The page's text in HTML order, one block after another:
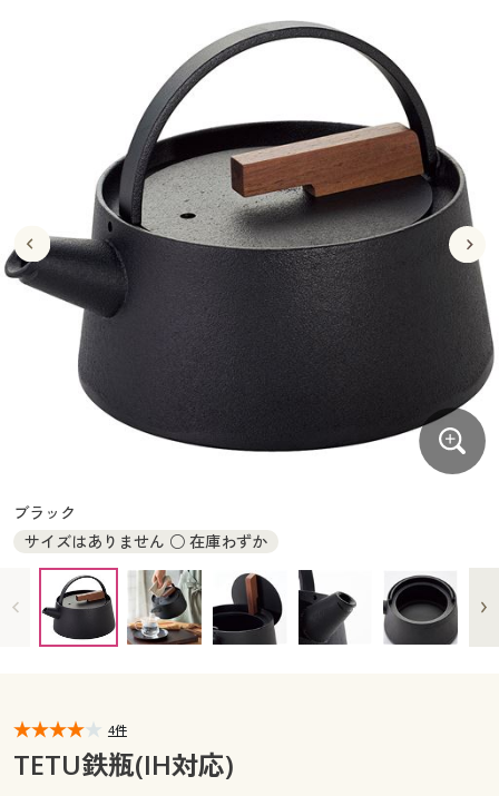
ジュニア・ティーンズ下着
キッチン・雑貨・日用品
寝具・インテリア・家具
寝具・インテリア・家具通販すべて
寝具・ベッド
カーテン・ラグ・ファブリック
美容・健康通販すべて
美容・健康・サプリメント
制服・スクール
制服・スクールすべて
制服・学生服
ジュニア・ティーンズ下着
大きいサイズ
大きいサイズ通販すべて
大きいサイズ レディース服
大きいサイズ レディース下着
大きいサイズ 事務・制服
バーゲン
バーゲンセール
シークレットセール
詳細検索
商品カテゴリ一覧
カタログ・チラシからのご注文
デジタルカタログ
カタログ無料プレゼント
マイページ
キッチン・雑貨・日用品
カーテン・ラグ・ファブリック
美容・健康通販すべて
美容・健康・サプリメント
制服・スクールすべて
制服・学生服
ジュニア・ティーンズ下着
大きいサイズ
大きいサイズ通販すべて
大きいサイズ レディース服
大きいサイズ レディース下着
大きいサイズ メンズ
大きいサイズ 事務・制服
バーゲン
バーゲンセール
シークレットセール
詳細検索
商品カテゴリ一覧
カタログ
カタログ・チラシからのご注文
カタログ無料プレゼント
会員メニュー
閲覧履歴
ブラック
サイズはありません ○ 在庫わずか
4件
TETU鉄瓶(IH対応)